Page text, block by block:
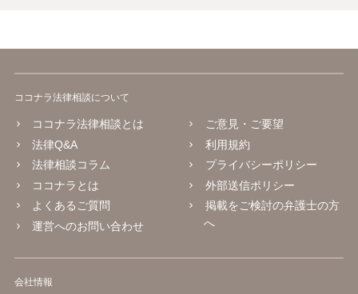
ココナラ法律相談について
ココナラ法律相談とは
法律Q&A
法律相談コラム
ココナラとは
よくあるご質問
運営へのお問い合わせ
ご意見・ご要望
利用規約
プライバシーポリシー
外部送信ポリシー
掲載をご検討の弁護士の方
へ
会社情報